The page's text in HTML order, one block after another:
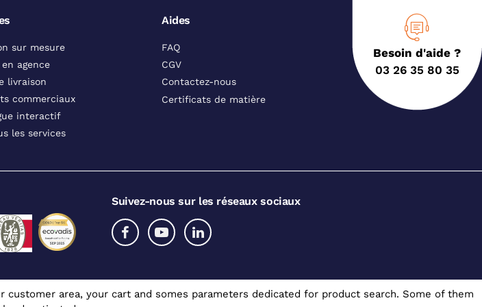
Besoin d'aide ?
03 26 35 80 35
sur mesure
agence
livraison
commerciaux
interactif
les services
Aides
FAQ
CGV
Contactez-nous
Certificats de matière
Suivez-nous sur les réseaux sociaux
area, your cart and somes parameters dedicated for product search. Some of them